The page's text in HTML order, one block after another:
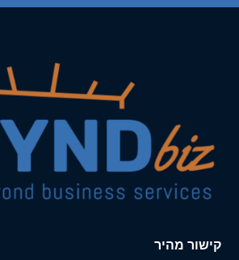
קישור מהיר